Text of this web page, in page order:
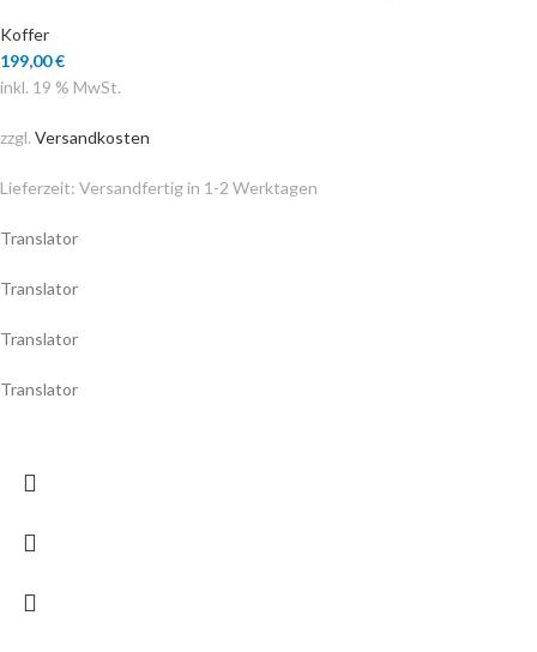
Koffer
199,00€
inkl. 19 % MwSt.
zzgl. Versandkosten
Lieferzeit: Versandfertig in 1-2 Werktagen
Translator
Translator
Translator
Translator